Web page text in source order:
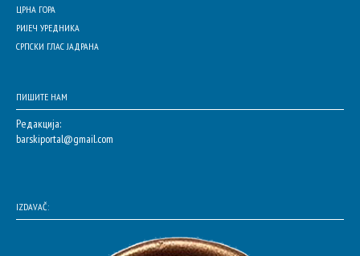
ЦРНА ГОРА
РИЈЕЧ УРЕДНИКА
СРПСКИ ГЛАС ЈАДРАНА
ПИШИТЕ НАМ
Редакција:
barskiportal@gmail.com
IZDAVAČ: